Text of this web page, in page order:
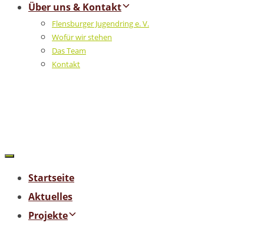
Über uns & Kontakt
Flensburger Jugendring e. V.
Wofür wir stehen
Das Team
Kontakt
Startseite
Aktuelles
Projekte